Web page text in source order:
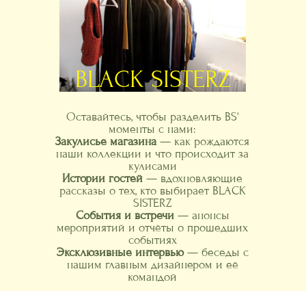
Оставайтесь, чтобы разделить BS'
моменты с нами:
Закулисье магазина — как рождаются
наши коллекции и что происходит за
кулисами
Истории гостей — вдохновляющие
рассказы о тех, кто выбирает BLACK
SISTERZ
События и встречи — анонсы
мероприятий и отчёты о прошедших
событиях
Эксклюзивные интервью — беседы с
нашим главным дизайнером и её
командой
BLACK SISTERZ